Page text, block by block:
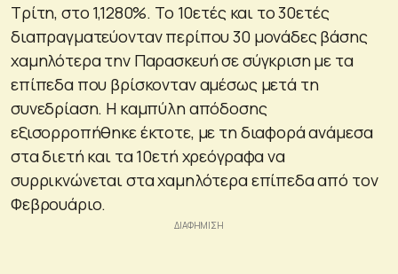
Τρίτη, στο 1,1280%. Το 10ετές και το 30ετές
διαπραγματεύονταν περίπου 30 μονάδες βάσης
χαμηλότερα την Παρασκευή σε σύγκριση με τα
επίπεδα που βρίσκονταν αμέσως μετά τη
συνεδρίαση. Η καμπύλη απόδοσης
εξισορροπήθηκε έκτοτε, με τη διαφορά ανάμεσα
στα διετή και τα 10ετή χρεόγραφα να
συρρικνώνεται στα χαμηλότερα επίπεδα από τον
Φεβρουάριο.